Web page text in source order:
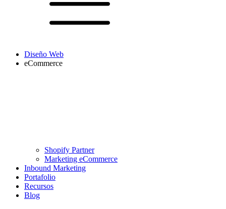
Diseño Web
eCommerce
Shopify Partner
Marketing eCommerce
Inbound Marketing
Portafolio
Recursos
Blog